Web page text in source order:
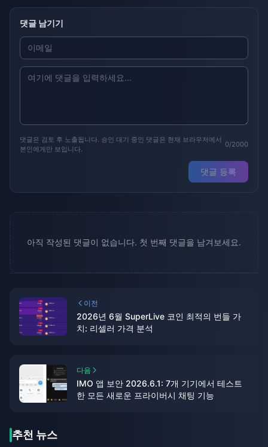
댓글 남기기
댓글은 검토 후 노출됩니다. 승인 대기 중인 댓글은 현재 브라우저에서
본인에게만 보입니다.
0/2000
댓글 등록
아직 작성된 댓글이 없습니다. 첫 번째 댓글을 남겨보세요.
이전
2026년 6월 SuperLive 코인 최적의 번들 가
치: 리셀러 가격 분석
다음
IMO 앱 보안 2026.6.1: 7개 기기에서 테스트
한 모든 새로운 프라이버시 채팅 기능
추천 뉴스